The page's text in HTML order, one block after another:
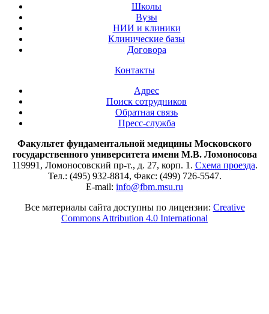
Школы
Вузы
НИИ и клиники
Клинические базы
Договора
Контакты
Адрес
Поиск сотрудников
Обратная связь
Пресс-служба
Факультет фундаментальной медицины Московского
государственного университета имени М.В. Ломоносова
119991, Ломоносовский пр-т., д. 27, корп. 1. Схема проезда.
Тел.: (495) 932-8814, Факс: (499) 726-5547.
E-mail: info@fbm.msu.ru
Все материалы сайта доступны по лицензии: Creative
Commons Attribution 4.0 International